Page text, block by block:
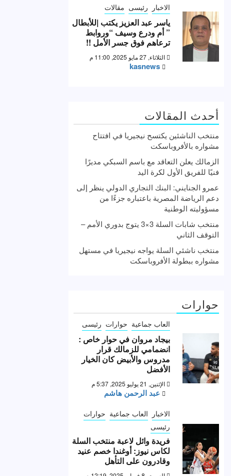
الاخبار رئيسى مقالات
ياسر عبد العزيز يكتب |للأبطال
” أم ودرع وسيف “وروابط
ترعاهم فوق جسر الأمل !!
الثلاثاء, 27 مايو 2025, 11:00 م
kasnews
أحدث المقالات
منتخب الناشئين يكتسح نيجيريا في افتتاح
مشواره بالأفروباسكت
الزمالك يعلن التعاقد مع باسم السبكي مديرًا
فنيًا للفريق الأول لكرة اليد
عمرو الجنايني: البنك التجاري الدولي ينظر إلى
دعم الرياضة المصرية باعتباره جزءًا من
مسؤوليته الوطنية
منتخب شابات السلة 3×3 يتوج بدوري الأمم –
التوقف الثاني
منتخب ناشئي السلة يواجه نيجيريا في مستهل
مشواره ببطولة الأفروباسكت
حوارات
العاب جماعية حوارات رئيسى
بيجاد مروان في حوار خاص :
انضمامي للزمالك قرار
مدروس والأبيض كان الخيار
الأفضل
الإثنين, 21 يوليو 2025, 5:37 م
عبد الرحمن هاشم
الاخبار العاب جماعية حوارات
رئيسى
فريدة وائل لاعبة منتخب السلة
لكاس نيوز: أوغندا خصم عنيد
وقادرون على التأهل